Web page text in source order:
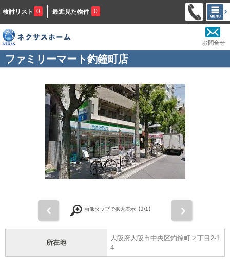
検討リスト 0 最近見た物件 0
お問合せ
ファミリーマート釣鐘町店
画像タップで拡大表示【1/1】
所在地
大阪府大阪市中央区釣鐘町２丁目2-1
4